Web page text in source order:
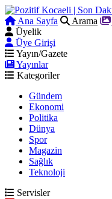
Ana Sayfa Arama
Üyelik
Üye Girişi
Yayın/Gazete
Yayınlar
Kategoriler
Gündem
Ekonomi
Politika
Dünya
Spor
Magazin
Sağlık
Teknoloji
Servisler